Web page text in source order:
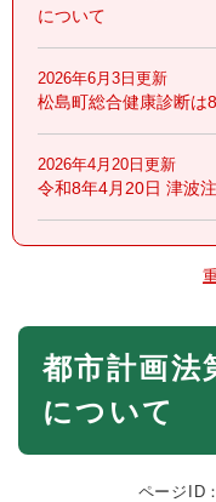
について
2026年6月3日更新
松島町総合健康診断は
2026年4月20日更新
令和8年4月20日 津波
本
都市計画法
について
ページID